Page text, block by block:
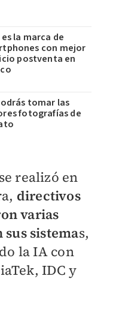
es la marca de
con mejor
postventa en
tomar las
fotografías de
realizó en
directivos
varias
sistemas,
la IA con
IDC y